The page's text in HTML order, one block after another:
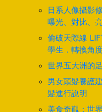
日系人像攝影
曝光、對比、
偷破天際線
學生．轉換角
世界五大洲的
男女頭髮養護
髮進行說明
美食奇觀：世